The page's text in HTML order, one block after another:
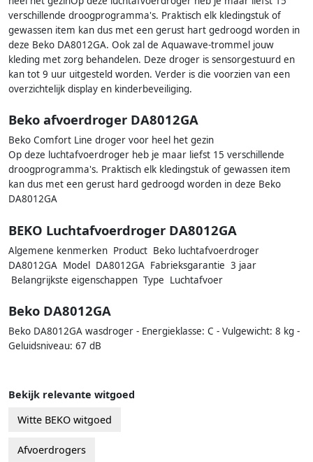
verschillende droogprogramma's. Praktisch elk kledingstuk of
gewassen item kan dus met een gerust hart gedroogd worden in
deze Beko DA8012GA. Ook zal de Aquawave-trommel jouw
kleding met zorg behandelen. Deze droger is sensorgestuurd en
kan tot 9 uur uitgesteld worden. Verder is die voorzien van een
overzichtelijk display en kinderbeveiliging.
Beko afvoerdroger DA8012GA
Beko Comfort Line droger voor heel het gezin
Op deze luchtafvoerdroger heb je maar liefst 15 verschillende
droogprogramma's. Praktisch elk kledingstuk of gewassen item
kan dus met een gerust hard gedroogd worden in deze Beko
DA8012GA
BEKO Luchtafvoerdroger DA8012GA
Algemene kenmerken Product Beko luchtafvoerdroger
DA8012GA Model DA8012GA Fabrieksgarantie 3 jaar
Belangrijkste eigenschappen Type Luchtafvoer
Beko DA8012GA
Beko DA8012GA wasdroger - Energieklasse: C - Vulgewicht: 8 kg -
Geluidsniveau: 67 dB
Bekijk relevante witgoed
Witte BEKO witgoed
Afvoerdrogers